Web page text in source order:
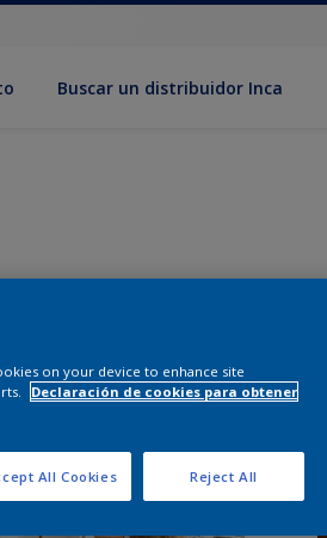
Buscar un distribuidor Inca
on your device to enhance site
Declaración de cookies para obtener
Reject All
All Cookies